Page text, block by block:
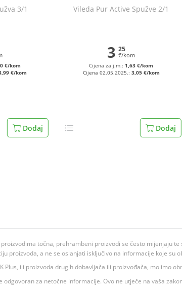
3/1
€/kom
€/kom
Dodaj
Vileda Pur Active Spužve 2/1
3 25
€/kom
Cijena za j.m.:1,63 €/kom
Cijena 02.05.2025.: 3,05 €/kom
Dodaj
točna, prehrambeni proizvodi se često mijenjaju
proizvoda, a ne se oslanjati isključivo na informacije koje su
ili proizvoda drugih dobavljača ili proizvođača, molimo
za netočne informacije. Ovo ne utječe na vaša